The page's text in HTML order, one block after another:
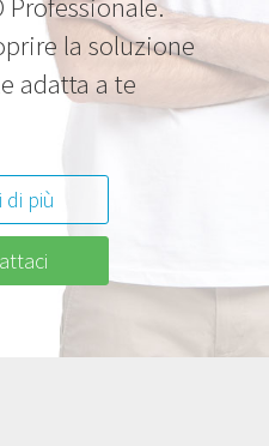
la soluzione
adatta a te
di più